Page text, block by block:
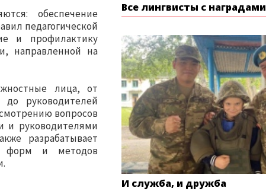
обеспечение
педагогической
и профилактику
направленной на
лица, от
до руководителей
вопросов
и руководителями
разрабатывает
форм и методов
Все лингвисты с наградами
И служба, и дружба